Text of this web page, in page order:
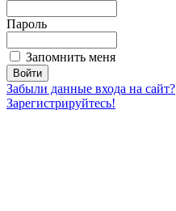
Пароль
Запомнить меня
Забыли данные входа на сайт?
Зарегистрируйтесь!